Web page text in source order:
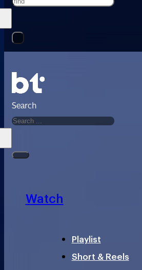
Search
Watch
Playlist
Short & Reels